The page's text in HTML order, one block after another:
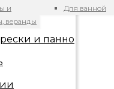
и
веранды
Для ванной
и панно